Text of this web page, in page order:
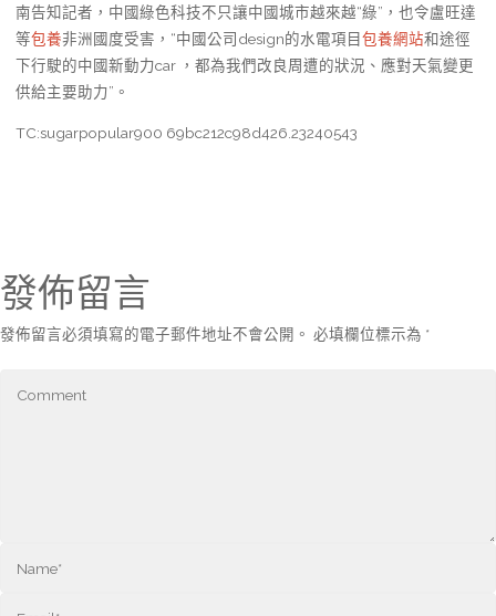
南告知記者，中國綠色科技不只讓中國城市越來越“綠”，也令盧旺達
等包養非洲國度受害，“中國公司design的水電項目包養網站和途徑
下行駛的中國新動力car ，都為我們改良周遭的狀況、應對天氣變更
供給主要助力”。
TC:sugarpopular900 69bc212c98d426.23240543
發佈留言
發佈留言必須填寫的電子郵件地址不會公開。 必填欄位標示為 *